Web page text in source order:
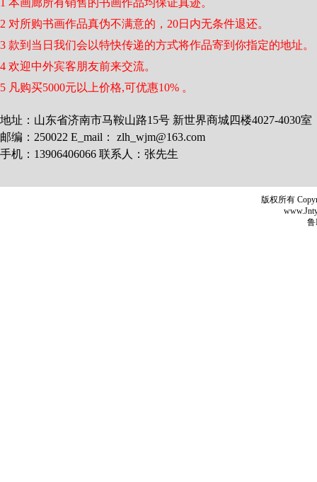
1 本画廊所有销售的书画作品均保证真迹。
2 对所购书画作品真伪不满意的，20日内无条件退还。
3 款到当日我们会以特快传递的方式将作品寄到你指定的地址。
4 欢迎中外宾客朋友前来交流。
5 凡购买5000元以上价格,可优惠10% 。
地址：山东省济南市马鞍山路15号 新世界商城四楼4027-4030室
邮编：250022 E_mail： zlh_wjm@163.com
手机：13906406066 联系人：张先生
版权所有
鲁